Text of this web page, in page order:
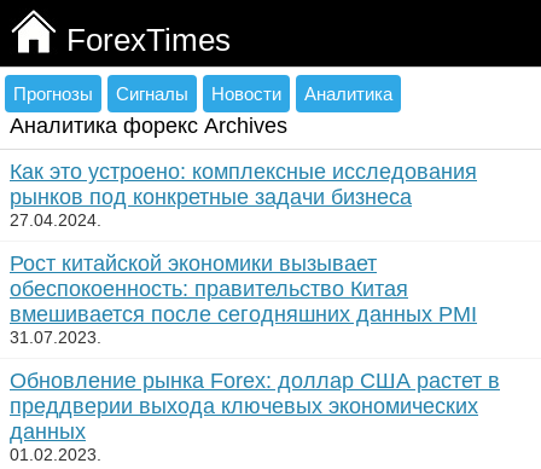
ForexTimes
Прогнозы Сигналы Новости Аналитика
Аналитика форекс Archives
Как это устроено: комплексные исследования
рынков под конкретные задачи бизнеса
27.04.2024.
Рост китайской экономики вызывает
обеспокоенность: правительство Китая
вмешивается после сегодняшних данных PMI
31.07.2023.
Обновление рынка Forex: доллар США растет в
преддверии выхода ключевых экономических
данных
01.02.2023.